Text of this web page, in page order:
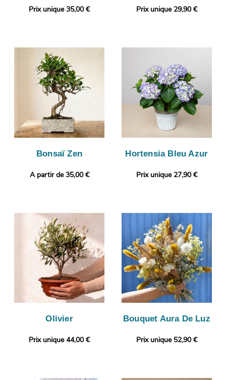
Prix unique 35,00 € Prix unique 29,90 €
Bonsaï Zen
A partir de 35,00 €
Hortensia Bleu Azur
Prix unique 27,90 €
Olivier
Prix unique 44,00 €
Bouquet Aura De Luz
Prix unique 52,90 €